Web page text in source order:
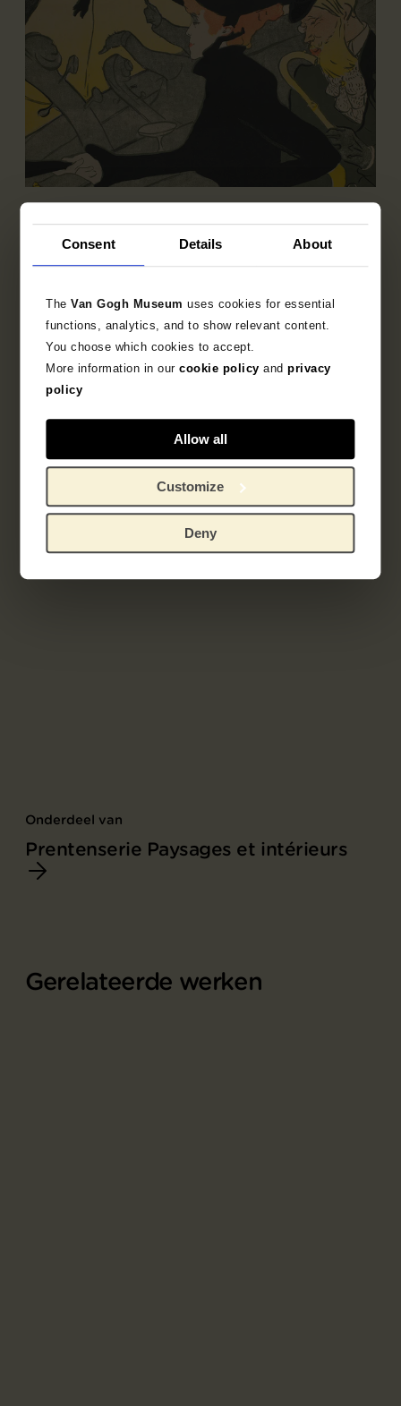
Consent Details About
TheVan Gogh Museumuses cookies for essential
functions, analytics, and to show relevant content.
You choose which cookies to accept.
More information in ourcookie policy andprivacy
policy
Allow all
Customize
Deny
Franse prentkunst 1850-1905
uit het fin-de-siècle.
Onderdeel van
Prentenserie Paysages et intérieurs
Gerelateerde werken